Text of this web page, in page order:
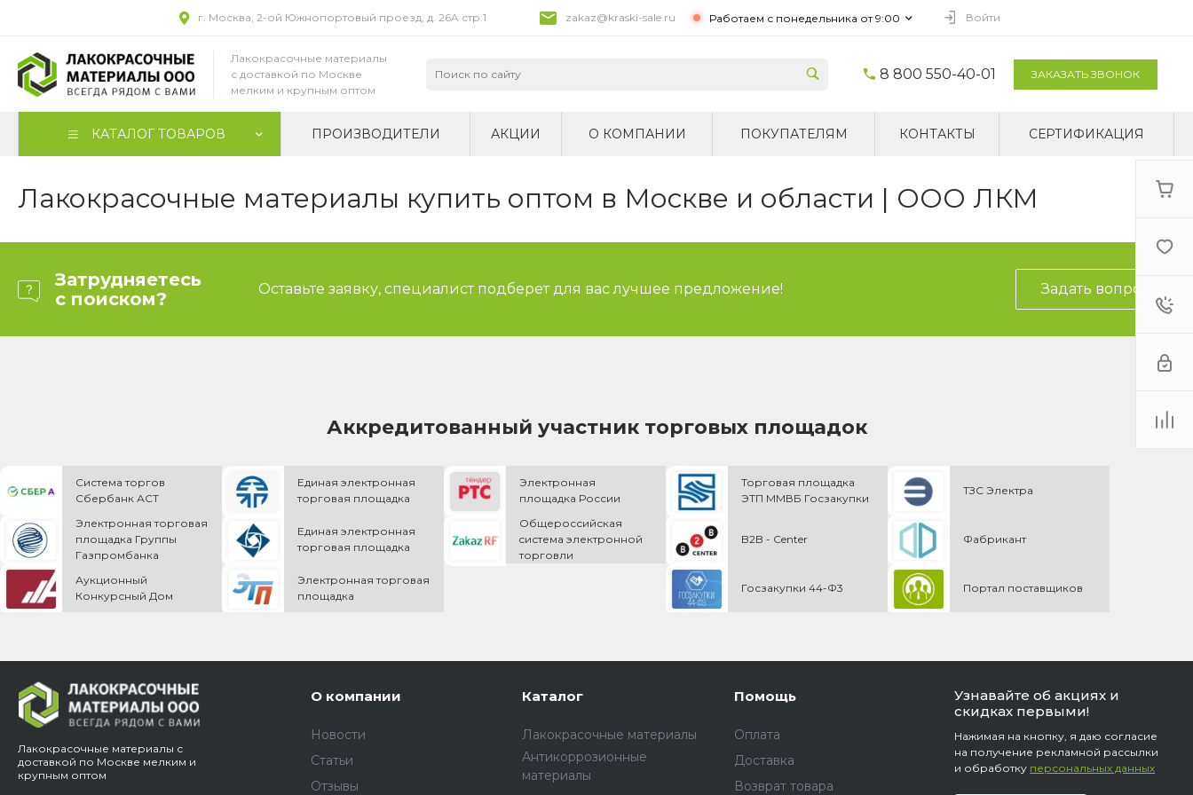
г. Москва, 2-ой Южнопортовый проезд, д. 26A стр.1 zakaz@kraski-sale.ru Работаем с понедельника от 9:00 Войти
Лакокрасочные материалы
с доставкой по Москве
мелким и крупным оптом
8 800 550-40-01 ЗАКАЗАТЬ ЗВОНОК
КАТАЛОГ ТОВАРОВ ПРОИЗВОДИТЕЛИ АКЦИИ О КОМПАНИИ ПОКУПАТЕЛЯМ КОНТАКТЫ СЕРТИФИКАЦИЯ
Лакокрасочные материалы купить оптом в Москве и области | ООО ЛКМ
Затрудняетесь
с поиском?
Оставьте заявку, специалист подберет для вас лучшее предложение! Задать вопрос
Аккредитованный участник торговых площадок
Система торгов
Сбербанк АСТ
Единая электронная
торговая площадка
Электронная
площадка России
Торговая площадка
ЭТП ММВБ Госзакупки
ТЗС Электра
Электронная торговая
площадка Группы
Газпромбанка
Единая электронная
торговая площадка
Общероссийская
cистема электронной
торговли
B2B - Center Фабрикант
Аукционный
Конкурсный Дом
Электронная торговая
площадка
Госзакупки 44-Ф3 Портал поставщиков
Лакокрасочные материалы с
доставкой по Москве мелким и
крупным оптом
О компании
Новости
Статьи
Отзывы
Каталог
Лакокрасочные материалы
Антикоррозионные
материалы
Помощь
Оплата
Доставка
Возврат товара
Узнавайте об акциях и
скидках первыми!
Нажимая на кнопку, я даю согласие
на получение рекламной рассылки
и обработку персональных данных